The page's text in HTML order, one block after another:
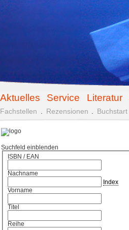
Aktuelles Service Literatur
Fachstellen Rezensionen Buchstart
Suchfeld einblenden
ISBN / EAN
Nachname
Index
Vorname
Titel
Reihe